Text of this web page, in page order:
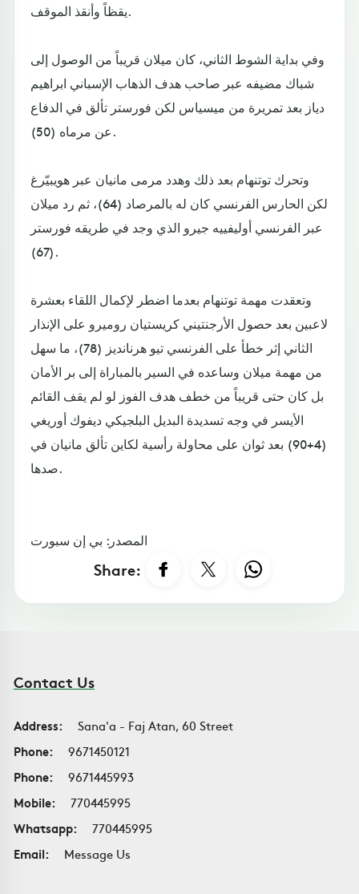
يقظاً وأنقذ الموقف.
وفي بداية الشوط الثاني، كان ميلان قريباً من الوصول إلى
شباك مضيفه عبر صاحب هدف الذهاب الإسباني ابراهيم
دياز بعد تمريرة من ميسياس لكن فورستر تألق في الدفاع
عن مرماه (50).
وتحرك توتنهام بعد ذلك وهدد مرمى مانيان عبر هويبيّرغ
لكن الحارس الفرنسي كان له بالمرصاد (64)، ثم رد ميلان
عبر الفرنسي أوليفييه جيرو الذي وجد في طريقه فورستر
(67).
وتعقدت مهمة توتنهام بعدما اضطر لإكمال اللقاء بعشرة
لاعبين بعد حصول الأرجنتيني كريستيان روميرو على الإنذار
الثاني إثر خطأ على الفرنسي تيو هرنانديز (78)، ما سهل
من مهمة ميلان وساعده في السير بالمباراة إلى بر الأمان
بل كان حتى قريباً من خطف هدف الفوز لو لم يقف القائم
الأيسر في وجه تسديدة البديل البلجيكي ديفوك أوريغي
(4+90) بعد ثوان على محاولة رأسية لكاين تألق مانيان في
صدها.
المصدر: بي إن سبورت
Share:
Contact Us
Address:
Sana'a - Faj Atan, 60 Street
Phone:
9671450121
Phone:
9671445993
Mobile:
770445995
Whatsapp:
770445995
Email:
Message Us